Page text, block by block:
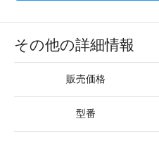
その他の詳細情報
販売価格
型番